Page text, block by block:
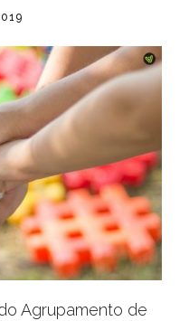
Agrupamento de